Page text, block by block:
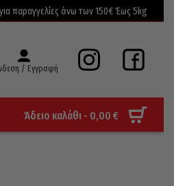
παραγγελίες άνω των 150€ Έως 5kg
/ Εγγραφή
Άδειο καλάθι - 0,00 €